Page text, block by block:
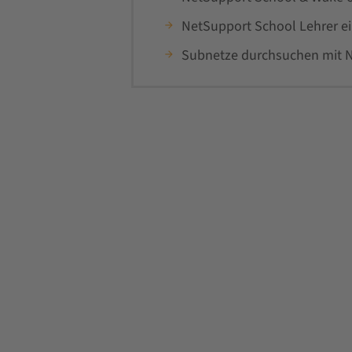
NetSupport School Lehrer
Subnetze durchsuchen mit